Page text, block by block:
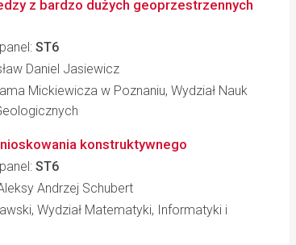
z bardzo dużych geoprzestrzennych
ST6
Daniel Jasiewicz
Mickiewicza w Poznaniu, Wydział Nauk
konstruktywnego
ST6
Andrzej Schubert
Wydział Matematyki, Informatyki i